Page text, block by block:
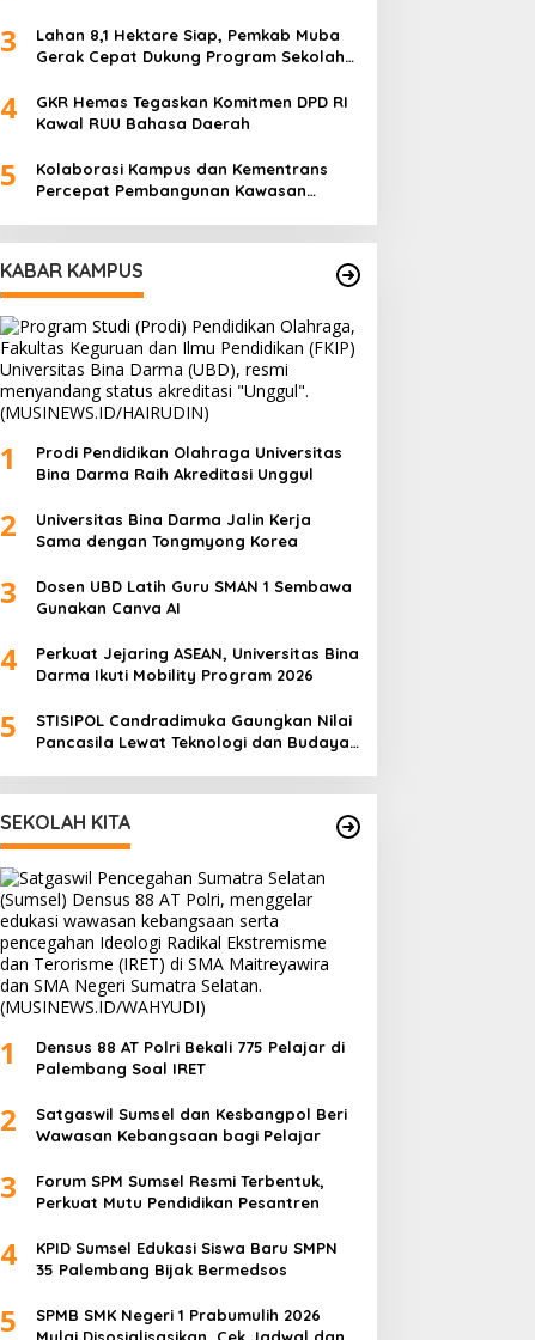
3
Lahan 8,1 Hektare Siap, Pemkab Muba
Gerak Cepat Dukung Program Sekolah
4
GKR Hemas Tegaskan Komitmen DPD RI
Kawal RUU Bahasa Daerah
5
Kolaborasi Kampus dan Kementrans
Percepat Pembangunan Kawasan
KABAR KAMPUS
1
Prodi Pendidikan Olahraga Universitas
Bina Darma Raih Akreditasi Unggul
2
Universitas Bina Darma Jalin Kerja
Sama dengan Tongmyong Korea
3
Dosen UBD Latih Guru SMAN 1 Sembawa
Gunakan Canva AI
4
Perkuat Jejaring ASEAN, Universitas Bina
Darma Ikuti Mobility Program 2026
5
STISIPOL Candradimuka Gaungkan Nilai
Pancasila Lewat Teknologi dan Budaya
SEKOLAH KITA
1
Densus 88 AT Polri Bekali 775 Pelajar di
Palembang Soal IRET
2
Satgaswil Sumsel dan Kesbangpol Beri
Wawasan Kebangsaan bagi Pelajar
3
Forum SPM Sumsel Resmi Terbentuk,
Perkuat Mutu Pendidikan Pesantren
4
KPID Sumsel Edukasi Siswa Baru SMPN
35 Palembang Bijak Bermedsos
5
SPMB SMK Negeri 1 Prabumulih 2026